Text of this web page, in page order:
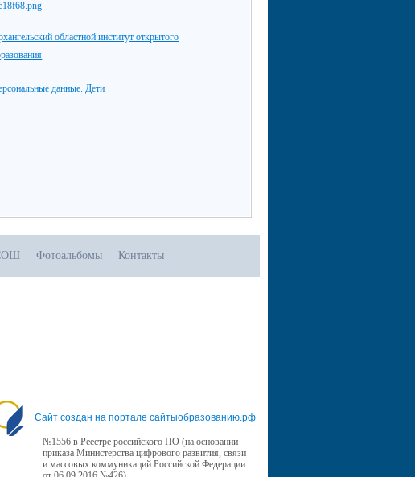
областной институт открытого
данные. Дети
Фотоальбомы Контакты
Сайт создан на портале сайтыобразованию.рф
№1556 в Реестре российского ПО (на основании
приказа Министерства цифрового развития, связи
и массовых коммуникаций Российской Федерации